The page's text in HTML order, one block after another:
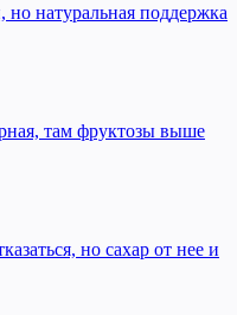
натуральная поддержка
там фруктозы выше
но сахар от нее и